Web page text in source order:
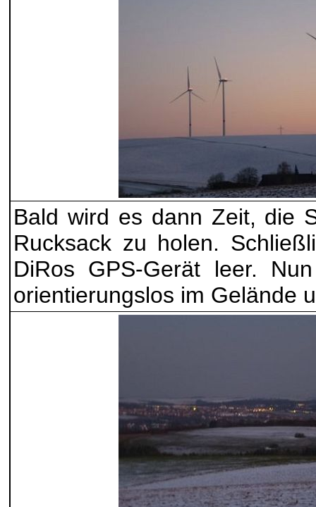
Bald wird es dann Zeit, die
Rucksack zu holen.
DiRos GPS-Gerät leer.
orientierungslos im Gelände